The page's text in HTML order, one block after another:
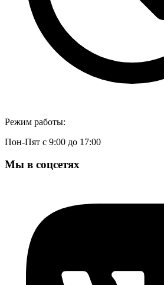
Режим работы:
Пон-Пят с 9:00 до 17:00
Мы в соцсетях